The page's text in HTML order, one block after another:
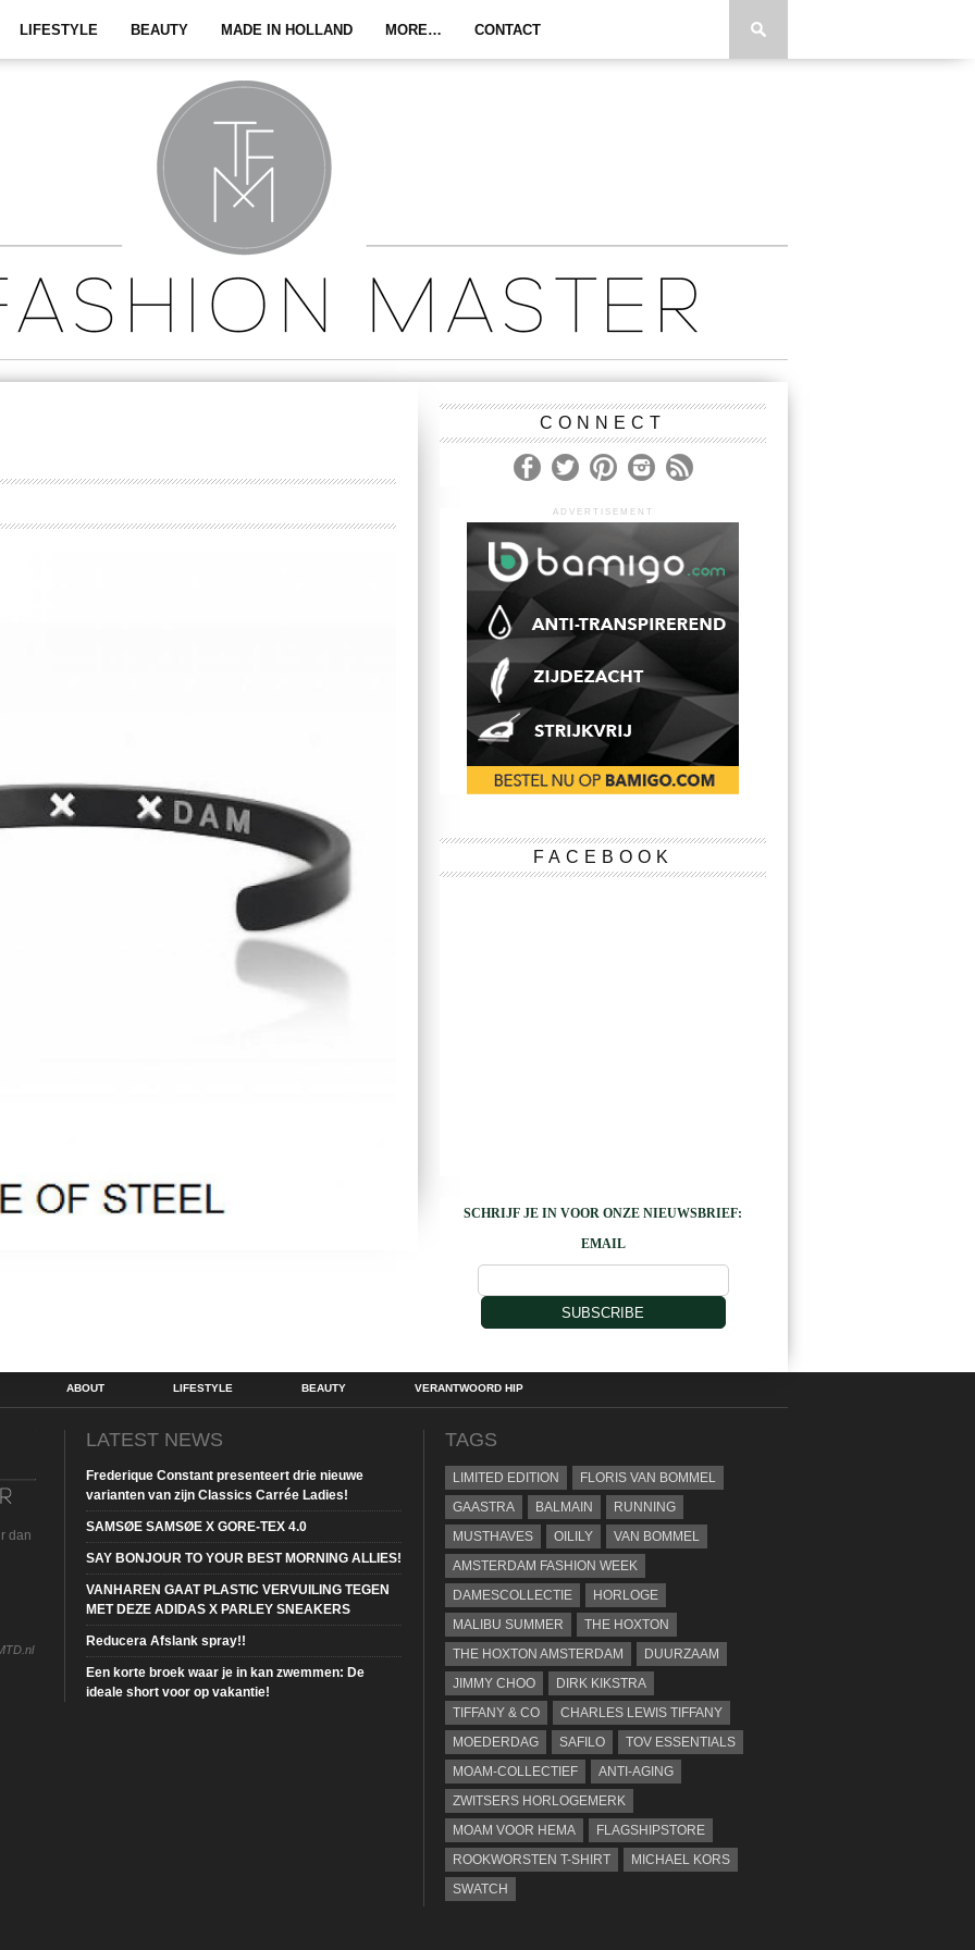
LIFESTYLE BEAUTY MADE IN HOLLAND MORE… CONTACT
CONNECT
ADVERTISEMENT
FACEBOOK
SCHRIJF JE IN VOOR ONZE NIEUWSBRIEF:
EMAIL
SUBSCRIBE
ABOUT LIFESTYLE BEAUTY VERANTWOORD HIP
dan
LATEST NEWS
Frederique Constant presenteert drie nieuwe
varianten van zijn Classics Carrée Ladies!
SAMSØE SAMSØE X GORE-TEX 4.0
SAY BONJOUR TO YOUR BEST MORNING ALLIES!
VANHAREN GAAT PLASTIC VERVUILING TEGEN
MET DEZE ADIDAS X PARLEY SNEAKERS
Reducera Afslank spray!!
Een korte broek waar je in kan zwemmen: De
ideale short voor op vakantie!
TAGS
LIMITED EDITION
FLORIS VAN BOMMEL
GAASTRA
BALMAIN
RUNNING
MUSTHAVES
OILILY
VAN BOMMEL
AMSTERDAM FASHION WEEK
DAMESCOLLECTIE
HORLOGE
MALIBU SUMMER
THE HOXTON
THE HOXTON AMSTERDAM
DUURZAAM
JIMMY CHOO
DIRK KIKSTRA
TIFFANY & CO
CHARLES LEWIS TIFFANY
MOEDERDAG
SAFILO
TOV ESSENTIALS
MOAM-COLLECTIEF
ANTI-AGING
ZWITSERS HORLOGEMERK
MOAM VOOR HEMA
FLAGSHIPSTORE
ROOKWORSTEN T-SHIRT
MICHAEL KORS
SWATCH